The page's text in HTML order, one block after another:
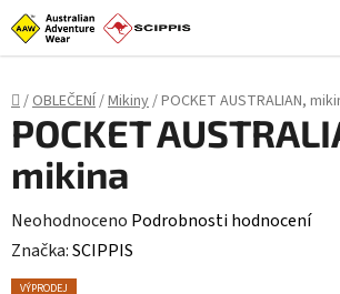
Stačí **styl (CSS)**, skript není potřeba:
Přejít
na
Domů
/OBLEČENÍ/Mikiny/POCKET AUSTRALIAN,
POCKET
mikina
Průměrné
hodnocení
produktu
Neohodnoceno Podrobnosti hodnocení
Značka:SCIPPIS
VÝPRODEJ